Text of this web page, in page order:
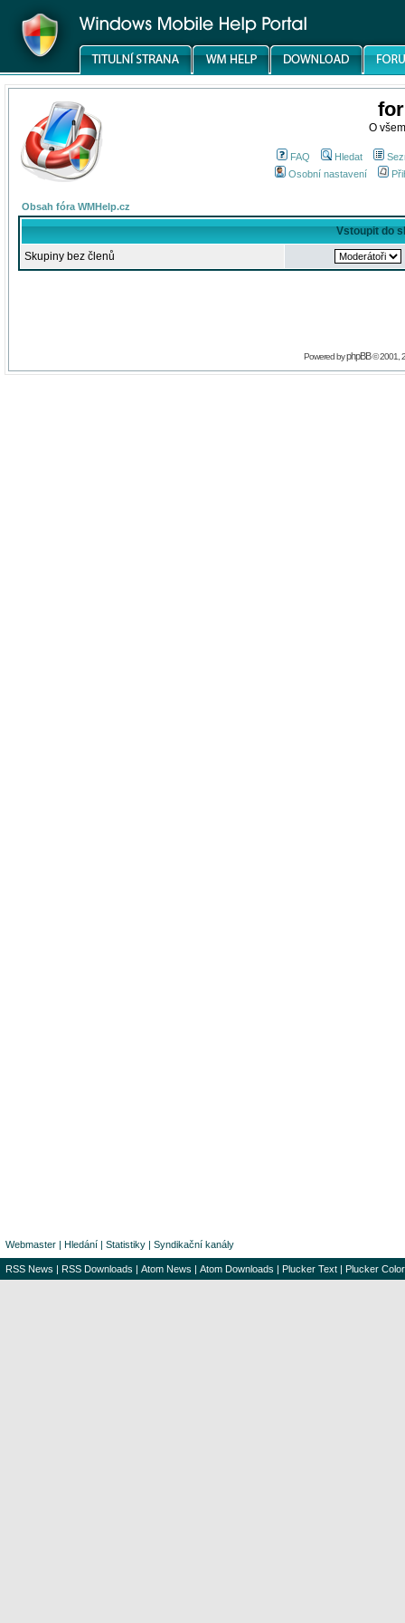
O
FAQ Hledat
Osobní nastavení
Obsah fóra WMHelp.cz
Vstoupit do
Skupiny bez členů
Powered byphpBB© 2001,
Webmaster | Hledání | Statistiky | Syndikační kanály
RSS News | RSS Downloads | Atom News | Atom Downloads | Plucker Text | Plucker Color